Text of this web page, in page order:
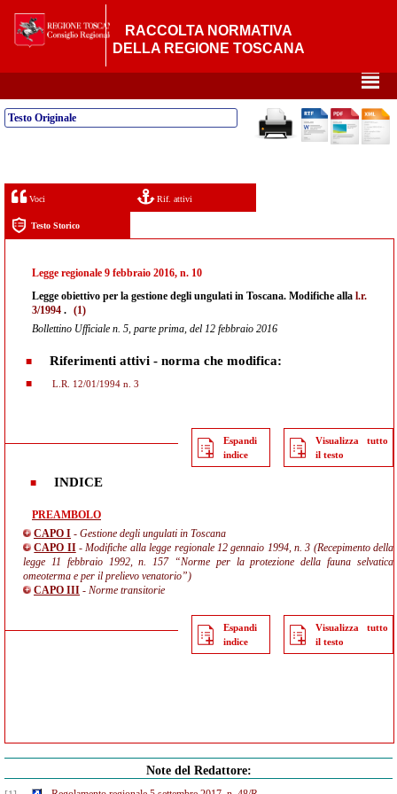
RACCOLTA NORMATIVA
DELLA REGIONE TOSCANA
²
Testo Originale
Voci Rif. attivi
Testo Storico
Legge regionale 9 febbraio 2016, n. 10
Legge obiettivo per la gestione degli ungulati in Toscana. Modifiche alla l.r.
3/1994 . (1)
Bollettino Ufficiale n. 5, parte prima, del 12 febbraio 2016
Riferimenti attivi - norma che modifica:
L.R. 12/01/1994 n. 3
Espandi
indice
Visualizza tutto
il testo
INDICE
PREAMBOLO
CAPO I - Gestione degli ungulati in Toscana
CAPO II- Modifiche alla legge regionale 12 gennaio 1994, n. 3 (Recepimento della
legge 11 febbraio 1992, n. 157 “Norme per la protezione della fauna selvatica
omeoterma e per il prelievo venatorio”)
CAPO III - Norme transitorie
Espandi
indice
Visualizza tutto
il testo
Note del Redattore: